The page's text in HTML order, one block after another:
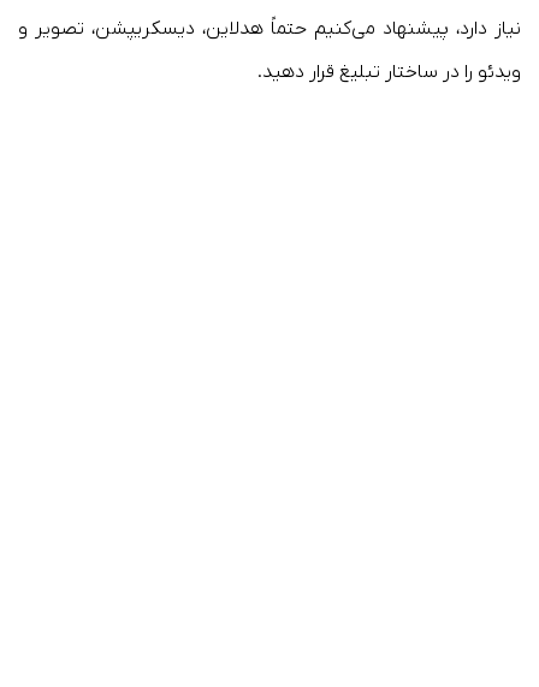
نیاز دارد، پیشنهاد می‌کنیم حتماً هدلاین، دیسکریپشن، تصویر و
ویدئو را در ساختار تبلیغ قرار دهید.